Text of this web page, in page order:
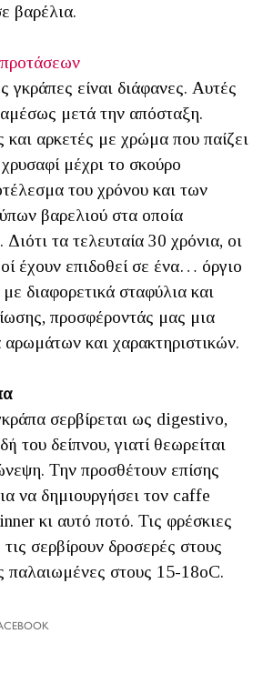
βαρέλια.
γκράπες είναι διάφανες. Αυτές
μετά την απόσταξη.
αρκετές με χρώμα που παίζει
μέχρι το σκούρο
του χρόνου και των
βαρελιού στα οποία
τα τελευταία 30 χρόνια, οι
έχουν επιδοθεί σε ένα… όργιο
διαφορετικά σταφύλια και
προσφέροντάς μας μια
αρωμάτων και χαρακτηριστικών.
σερβίρεται ως digestivo,
του δείπνου, γιατί θεωρείται
Την προσθέτουν επίσης
να δημιουργήσει τον caffe
κι αυτό ποτό. Τις φρέσκιες
σερβίρουν δροσερές στους
παλαιωμένες στους 15-18oC.